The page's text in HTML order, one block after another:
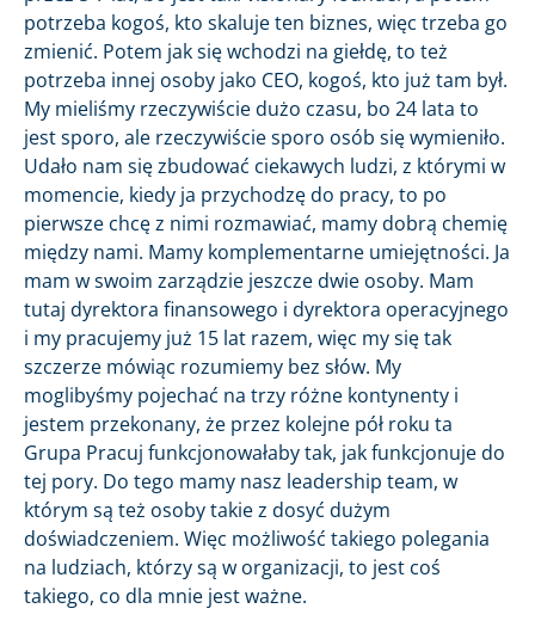
potrzeba kogoś, kto skaluje ten biznes, więc trzeba go
zmienić. Potem jak się wchodzi na giełdę, to też
potrzeba innej osoby jako CEO, kogoś, kto już tam był.
My mieliśmy rzeczywiście dużo czasu, bo 24 lata to
jest sporo, ale rzeczywiście sporo osób się wymieniło.
Udało nam się zbudować ciekawych ludzi, z którymi w
momencie, kiedy ja przychodzę do pracy, to po
pierwsze chcę z nimi rozmawiać, mamy dobrą chemię
między nami. Mamy komplementarne umiejętności. Ja
mam w swoim zarządzie jeszcze dwie osoby. Mam
tutaj dyrektora finansowego i dyrektora operacyjnego
i my pracujemy już 15 lat razem, więc my się tak
szczerze mówiąc rozumiemy bez słów. My
moglibyśmy pojechać na trzy różne kontynenty i
jestem przekonany, że przez kolejne pół roku ta
Grupa Pracuj funkcjonowałaby tak, jak funkcjonuje do
tej pory. Do tego mamy nasz leadership team, w
którym są też osoby takie z dosyć dużym
doświadczeniem. Więc możliwość takiego polegania
na ludziach, którzy są w organizacji, to jest coś
takiego, co dla mnie jest ważne.